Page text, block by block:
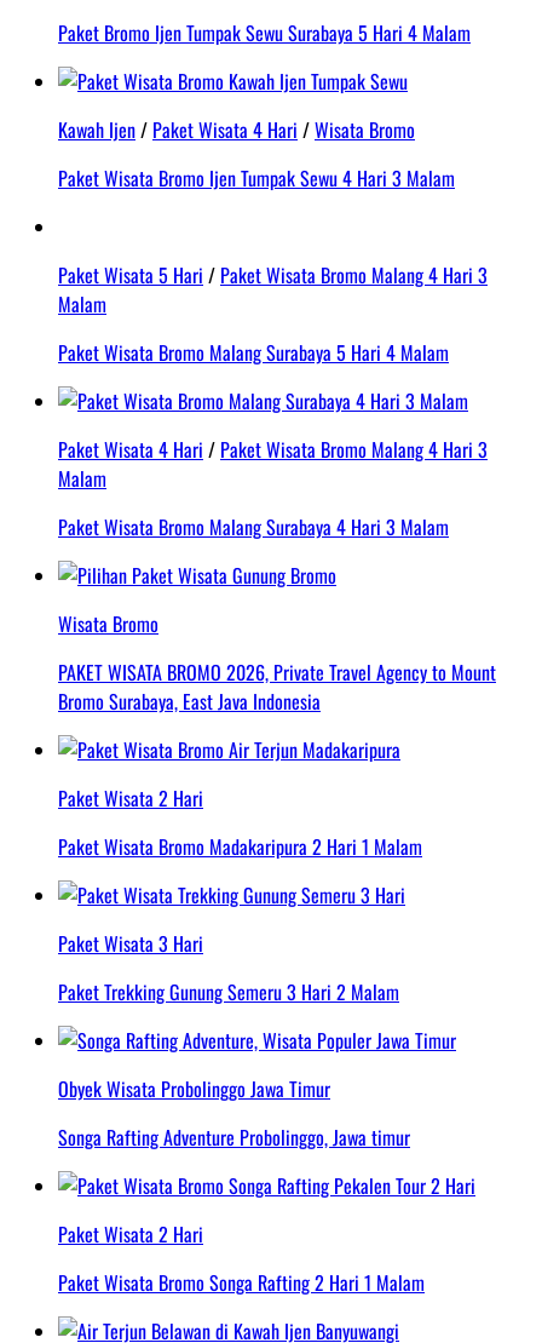
Paket Bromo Ijen Tumpak Sewu Surabaya 5 Hari 4 Malam
Kawah Ijen/ Paket Wisata 4 Hari /Wisata Bromo
Paket Wisata Bromo Ijen Tumpak Sewu 4 Hari 3 Malam
Paket Wisata 5 Hari / Paket Wisata Bromo Malang 4 Hari 3
Malam
Paket Wisata Bromo Malang Surabaya 5 Hari 4 Malam
Paket Wisata 4 Hari / Paket Wisata Bromo Malang 4 Hari 3
Malam
Paket Wisata Bromo Malang Surabaya 4 Hari 3 Malam
Wisata Bromo
PAKET WISATA BROMO 2026, Private Travel Agency to Mount
Bromo Surabaya, East Java Indonesia
Paket Wisata 2 Hari
Paket Wisata Bromo Madakaripura 2 Hari 1 Malam
Paket Wisata 3 Hari
Paket Trekking Gunung Semeru 3 Hari 2 Malam
Obyek Wisata Probolinggo Jawa Timur
Songa Rafting Adventure Probolinggo, Jawa timur
Paket Wisata 2 Hari
Paket Wisata Bromo Songa Rafting 2 Hari 1 Malam